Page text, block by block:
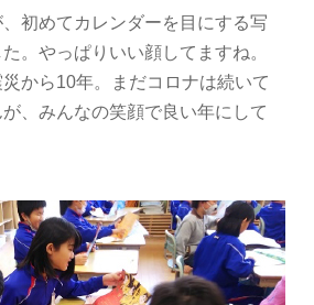
初めてカレンダーを目にする写
。やっぱりいい顔してますね。
から10年。まだコロナは続いて
、みんなの笑顔で良い年にして